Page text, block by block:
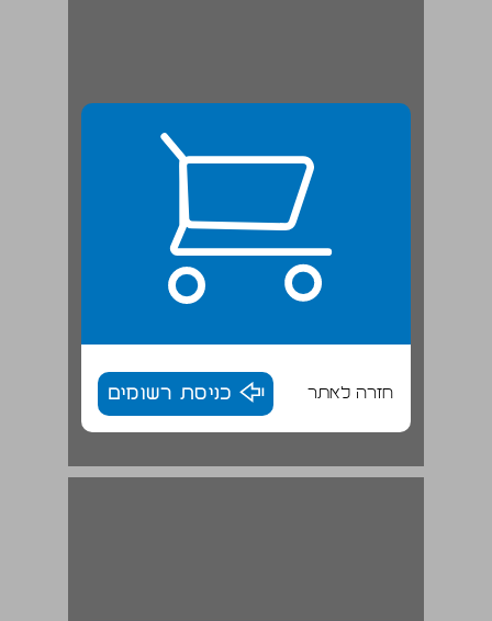
חזרה לאתר כניסת רשומים